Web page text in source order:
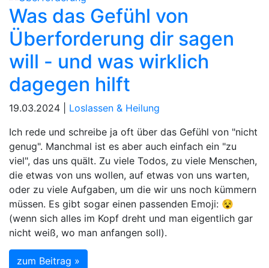
Was das Gefühl von
Überforderung dir sagen
will - und was wirklich
dagegen hilft
19.03.2024 | Loslassen & Heilung
Ich rede und schreibe ja oft über das Gefühl von "nicht
genug". Manchmal ist es aber auch einfach ein "zu
viel", das uns quält. Zu viele Todos, zu viele Menschen,
die etwas von uns wollen, auf etwas von uns warten,
oder zu viele Aufgaben, um die wir uns noch kümmern
müssen. Es gibt sogar einen passenden Emoji: 😵
(wenn sich alles im Kopf dreht und man eigentlich gar
nicht weiß, wo man anfangen soll).
zum Beitrag »